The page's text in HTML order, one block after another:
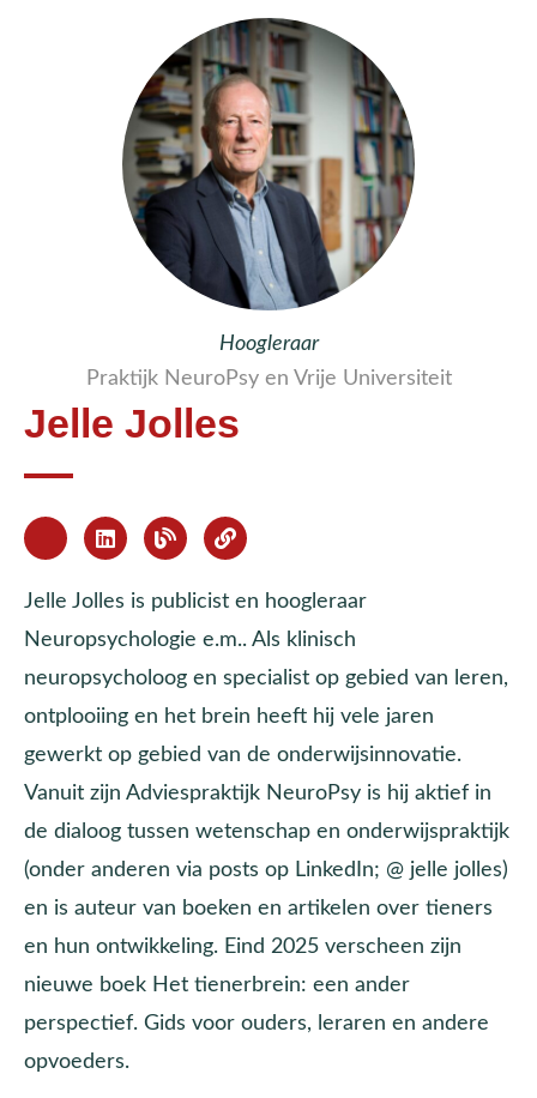
Hoogleraar
Praktijk NeuroPsy en Vrije Universiteit
Jelle Jolles
Jelle Jolles is publicist en hoogleraar
Neuropsychologie e.m.. Als klinisch
neuropsycholoog en specialist op gebied van leren,
ontplooiing en het brein heeft hij vele jaren
gewerkt op gebied van de onderwijsinnovatie.
Vanuit zijn Adviespraktijk NeuroPsy is hij aktief in
de dialoog tussen wetenschap en onderwijspraktijk
(onder anderen via posts op LinkedIn; @ jelle jolles)
en is auteur van boeken en artikelen over tieners
en hun ontwikkeling. Eind 2025 verscheen zijn
nieuwe boek Het tienerbrein: een ander
perspectief. Gids voor ouders, leraren en andere
opvoeders.